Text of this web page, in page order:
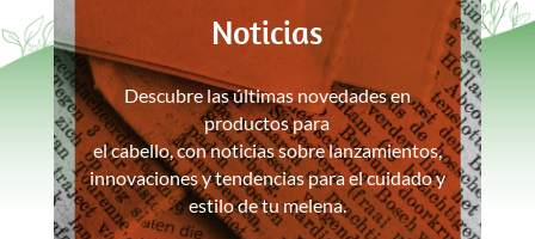
Noticias
Descubre las últimas novedades en
productos para
el cabello, con noticias sobre lanzamientos,
innovaciones y tendencias para el cuidado y
estilo de tu melena.